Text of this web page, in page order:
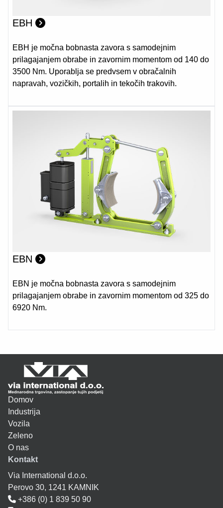
EBH
EBH je močna bobnasta zavora s samodejnim
prilagajanjem obrabe in zavornim momentom od 140 do
3500 Nm. Uporablja se predvsem v obračalnih
napravah, vozičkih, portalih in tekočih trakovih.
EBN
EBN je močna bobnasta zavora s samodejnim
prilagajanjem obrabe in zavornim momentom od 325 do
6920 Nm.
Domov
Industrija
Vozila
Zeleno
O nas
Kontakt
Via International d.o.o.
Perovo 30, 1241 KAMNIK
+386 (0) 1 839 50 90